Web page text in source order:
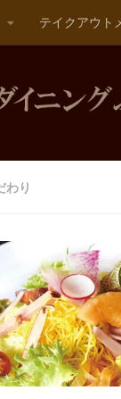
テイクアウト
わり